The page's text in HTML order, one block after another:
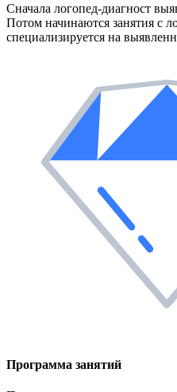
Сначала логопед-диагност
Потом начинаются занятия с
специализируется на
Программа занятий